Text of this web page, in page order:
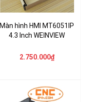
Màn hình HMI MT6051IP
4.3 Inch WEINVIEW
2.750.000₫